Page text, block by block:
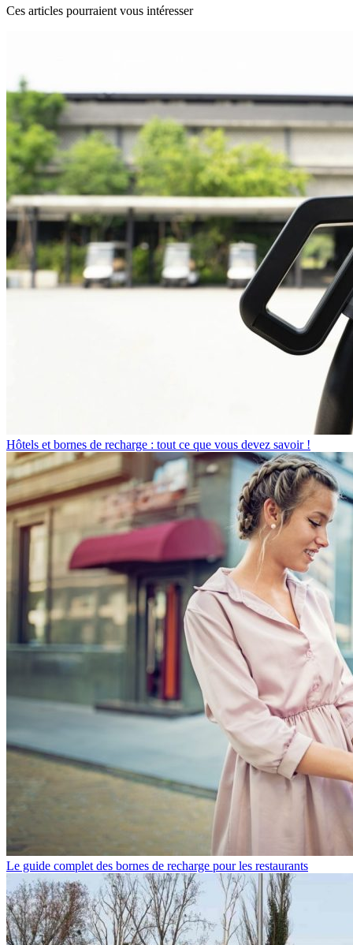
Ces articles pourraient vous intéresser
Hôtels et bornes de recharge : tout ce que vous devez savoir !
Le guide complet des bornes de recharge pour les restaurants